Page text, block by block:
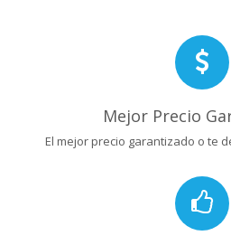
Mejor Precio
El mejor precio garantizado o te